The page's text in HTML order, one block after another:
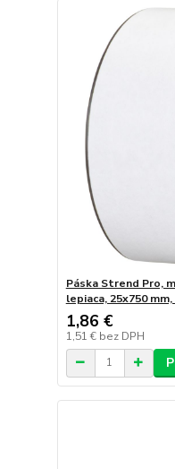
Páska Strend Pro,
lepiaca, 25x750 mm,
1,86 €
1,51 € bez DPH